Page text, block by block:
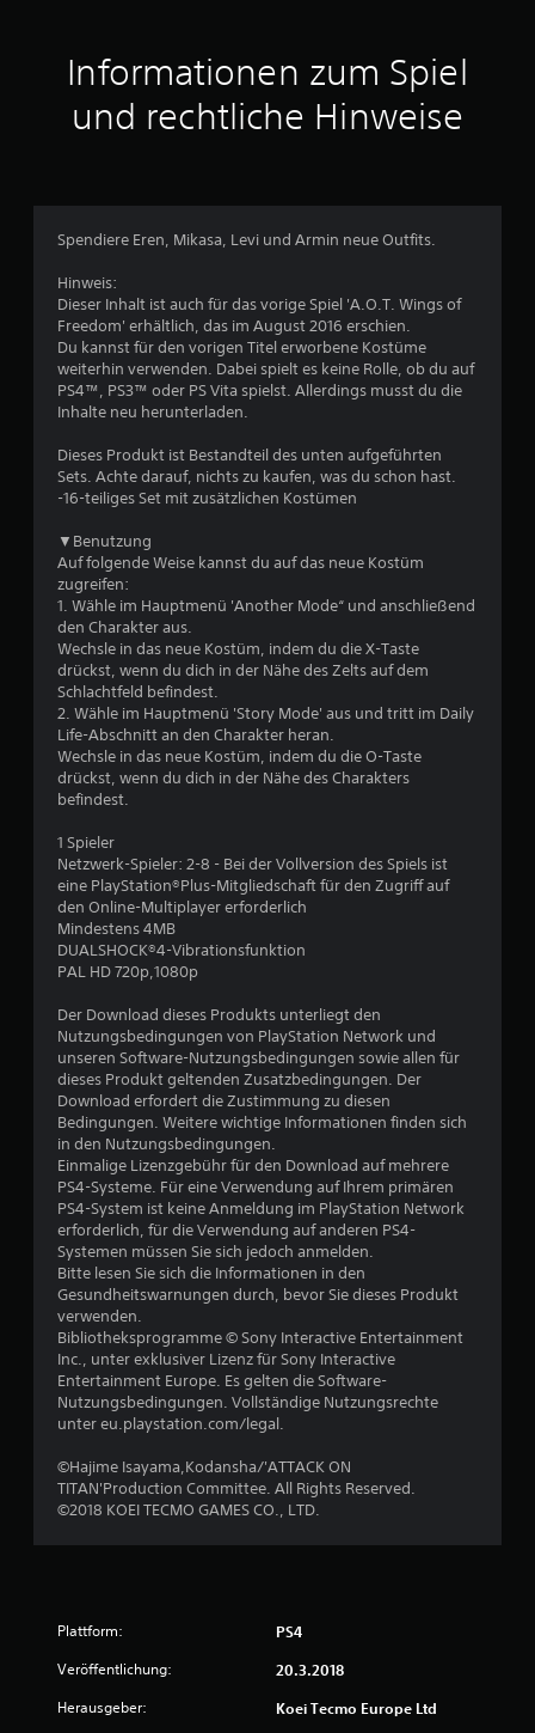
t
t
c
B
w
t
g
.
8
o
5
S
e
r
n
Informationen zum Spiel
und rechtliche Hinweise
Spendiere Eren, Mikasa, Levi und Armin neue Outfits.
Hinweis:
Dieser Inhalt ist auch für das vorige Spiel 'A.O.T. Wings of
Freedom' erhältlich, das im August 2016 erschien.
Du kannst für den vorigen Titel erworbene Kostüme
weiterhin verwenden. Dabei spielt es keine Rolle, ob du auf
PS4™, PS3™ oder PS Vita spielst. Allerdings musst du die
Inhalte neu herunterladen.
Dieses Produkt ist Bestandteil des unten aufgeführten
Sets. Achte darauf, nichts zu kaufen, was du schon hast.
-16-teiliges Set mit zusätzlichen Kostümen
▼Benutzung
Auf folgende Weise kannst du auf das neue Kostüm
zugreifen:
1. Wähle im Hauptmenü 'Another Mode“ und anschließend
den Charakter aus.
Wechsle in das neue Kostüm, indem du die X-Taste
drückst, wenn du dich in der Nähe des Zelts auf dem
Schlachtfeld befindest.
2. Wähle im Hauptmenü 'Story Mode' aus und tritt im Daily
Life-Abschnitt an den Charakter heran.
Wechsle in das neue Kostüm, indem du die O-Taste
drückst, wenn du dich in der Nähe des Charakters
befindest.
1 Spieler
Netzwerk-Spieler: 2-8 - Bei der Vollversion des Spiels ist
eine PlayStation®Plus-Mitgliedschaft für den Zugriff auf
den Online-Multiplayer erforderlich
Mindestens 4MB
DUALSHOCK®4-Vibrationsfunktion
PAL HD 720p,1080p
Der Download dieses Produkts unterliegt den
Nutzungsbedingungen von PlayStation Network und
unseren Software-Nutzungsbedingungen sowie allen für
dieses Produkt geltenden Zusatzbedingungen. Der
Download erfordert die Zustimmung zu diesen
Bedingungen. Weitere wichtige Informationen finden sich
in den Nutzungsbedingungen.
Einmalige Lizenzgebühr für den Download auf mehrere
PS4-Systeme. Für eine Verwendung auf Ihrem primären
PS4-System ist keine Anmeldung im PlayStation Network
erforderlich, für die Verwendung auf anderen PS4-
Systemen müssen Sie sich jedoch anmelden.
Bitte lesen Sie sich die Informationen in den
Gesundheitswarnungen durch, bevor Sie dieses Produkt
verwenden.
Bibliotheksprogramme © Sony Interactive Entertainment
Inc., unter exklusiver Lizenz für Sony Interactive
Entertainment Europe. Es gelten die Software-
Nutzungsbedingungen. Vollständige Nutzungsrechte
unter eu.playstation.com/legal.
©Hajime Isayama,Kodansha/'ATTACK ON
TITAN'Production Committee. All Rights Reserved.
©2018 KOEI TECMO GAMES CO., LTD.
Plattform: PS4
Veröffentlichung: 20.3.2018
Herausgeber: Koei Tecmo Europe Ltd